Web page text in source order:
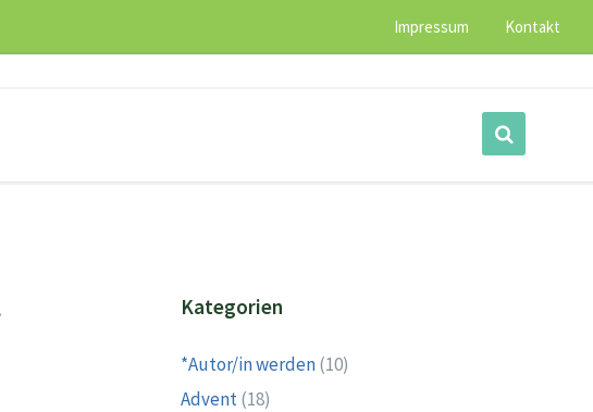
Impressum Kontakt
Kategorien
*Autor/in werden(10)
Advent(18)